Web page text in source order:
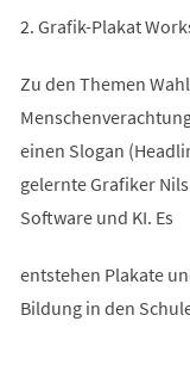
2. Grafik-Plakat
Zu den Themen
einen Slogan
gelernte Grafiker
Software und KI. Es
entstehen Plakate
Bildung in den